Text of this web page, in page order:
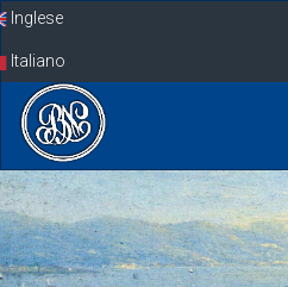
SkipInglese
Italiano